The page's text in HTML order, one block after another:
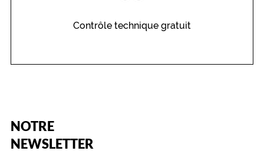
Contrôle technique gratuit
NOTRE
NEWSLETTER
Name
(Ce
champ
est
obligatoire)